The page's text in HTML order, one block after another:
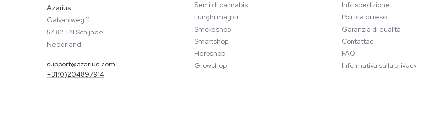
Azarius
Galvaniweg 11
5482 TN Schijndel
Nederland
support@azarius.com
+31(0)204897914
Semi di cannabis
Funghi magici
Smokeshop
Smartshop
Herbshop
Growshop
Info spedizione
Politica di reso
Garanzia di qualità
Contattaci
FAQ
Informativa sulla privacy